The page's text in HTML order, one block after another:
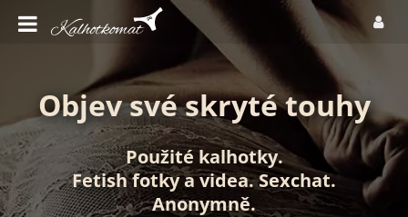
Objev své skryté touhy
Použité kalhotky.
Fetish fotkyavidea.Sexchat.
Anonymně.